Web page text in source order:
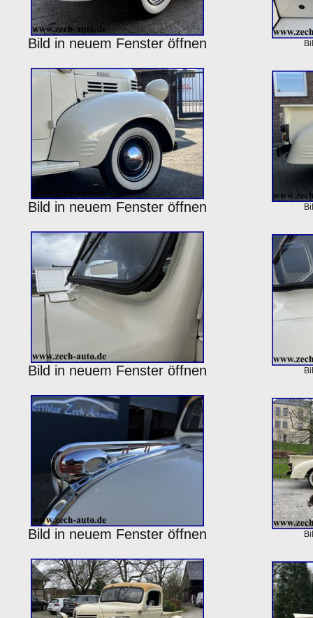
Bild in neuem Fenster öffnen
Bild in neuem Fenster öffnen
Bild in neuem Fenster öffnen
Bild in neuem Fenster öffnen